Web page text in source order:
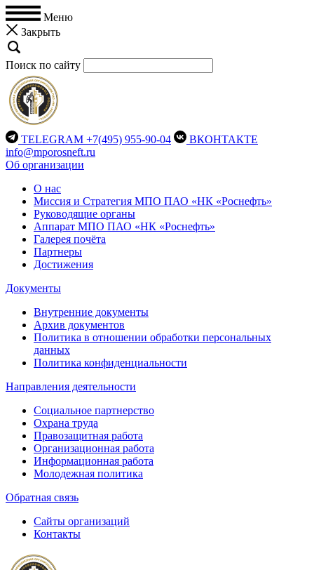
Меню
Закрыть
Поиск по сайту
TELEGRAM +7(495) 955-90-04
ВКОНТАКТЕ
info@mporosneft.ru
Об организации
О нас
Миссия и Стратегия МПО ПАО «НК «Роснефть»
Руководящие органы
Аппарат МПО ПАО «НК «Роснефть»
Галерея почёта
Партнеры
Достижения
Документы
Внутренние документы
Архив документов
Политика в отношении обработки персональных
данных
Политика конфиденциальности
Направления деятельности
Социальное партнерство
Охрана труда
Правозащитная работа
Организационная работа
Информационная работа
Молодежная политика
Обратная связь
Сайты организаций
Контакты